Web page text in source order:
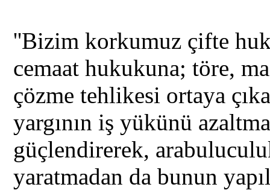
''Bizim korkumuz çifte
cemaat hukukuna; töre,
çözme tehlikesi ortaya
yargının iş yükünü
güçlendirerek,
yaratmadan da bunun